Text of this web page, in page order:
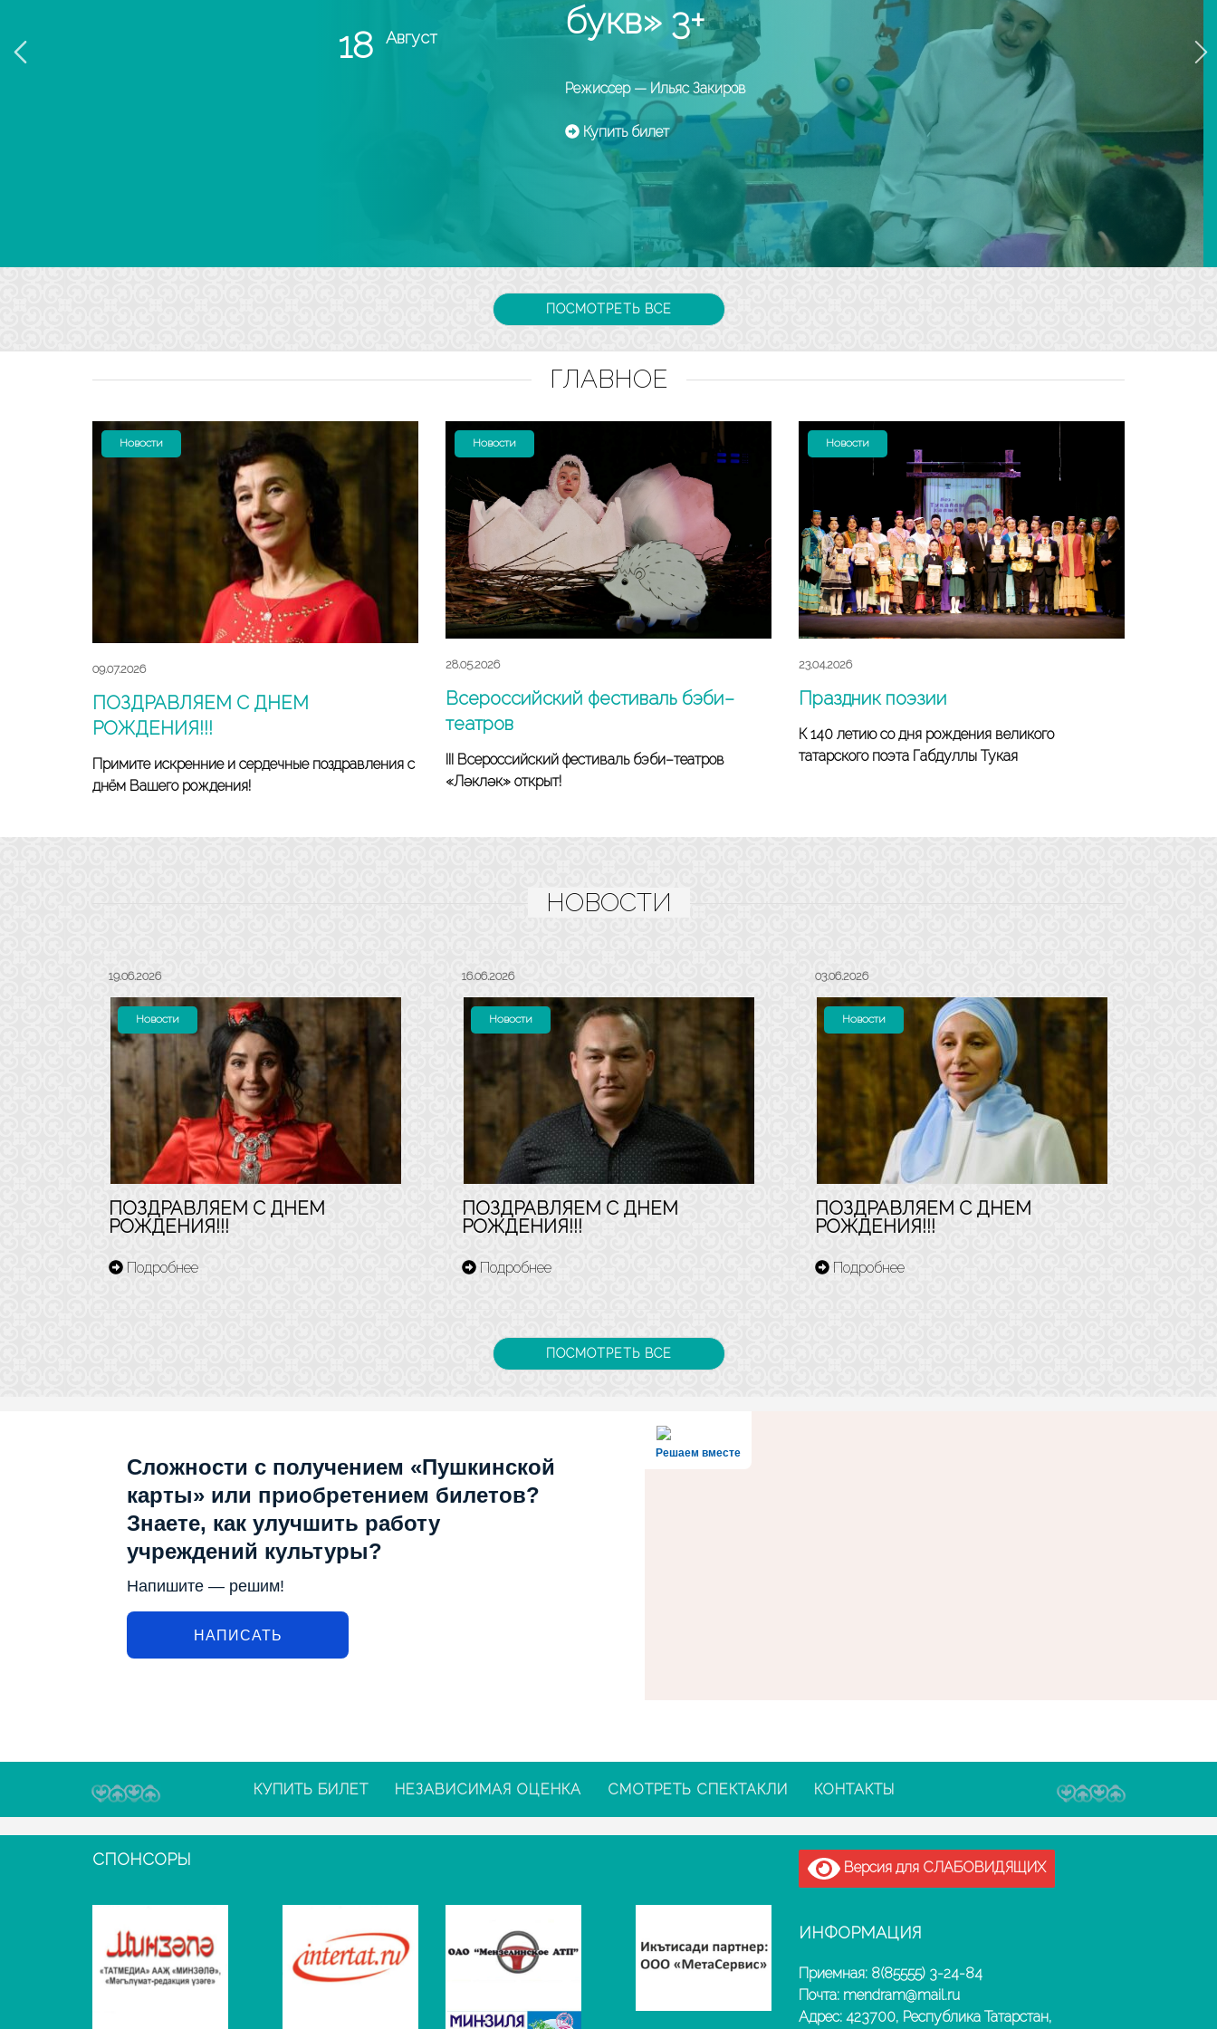
букв» 3+
ПОСМОТРЕТЬ ВСЕ
ГЛАВНОЕ
Новости
09.07.2026
ПОЗДРАВЛЯЕМ С ДНЕМ
РОЖДЕНИЯ!!!
Примите искренние и сердечные поздравления с
днём Вашего рождения!
Новости
28.05.2026
Всероссийский фестиваль бэби–
театров
III Всероссийский фестиваль бэби–театров
«Ләкләк» открыт!
Новости
23.04.2026
Праздник поэзии
К 140 летию со дня рождения великого
татарского поэта Габдуллы Тукая
НОВОСТИ
19.06.2026
Новости
ПОЗДРАВЛЯЕМ С ДНЕМ
РОЖДЕНИЯ!!!
Подробнее
16.06.2026
Новости
ПОЗДРАВЛЯЕМ С ДНЕМ
РОЖДЕНИЯ!!!
Подробнее
03.06.2026
Новости
ПОЗДРАВЛЯЕМ С ДНЕМ
РОЖДЕНИЯ!!!
Подробнее
ПОСМОТРЕТЬ ВСЕ
Решаем вместе
Сложности с получением «Пушкинской
карты» или приобретением билетов?
Знаете, как улучшить работу
учреждений культуры?
Напишите — решим!
НАПИСАТЬ
КУПИТЬ БИЛЕТ НЕЗАВИСИМАЯ ОЦЕНКА СМОТРЕТЬ СПЕКТАКЛИ КОНТАКТЫ
СПОНСОРЫ Версия для СЛАБОВИДЯЩИХ
ИНФОРМАЦИЯ
Приемная: 8(85555) 3-24-84
Почта: mendram@mail.ru
Адрес: 423700, Республика Татарстан,